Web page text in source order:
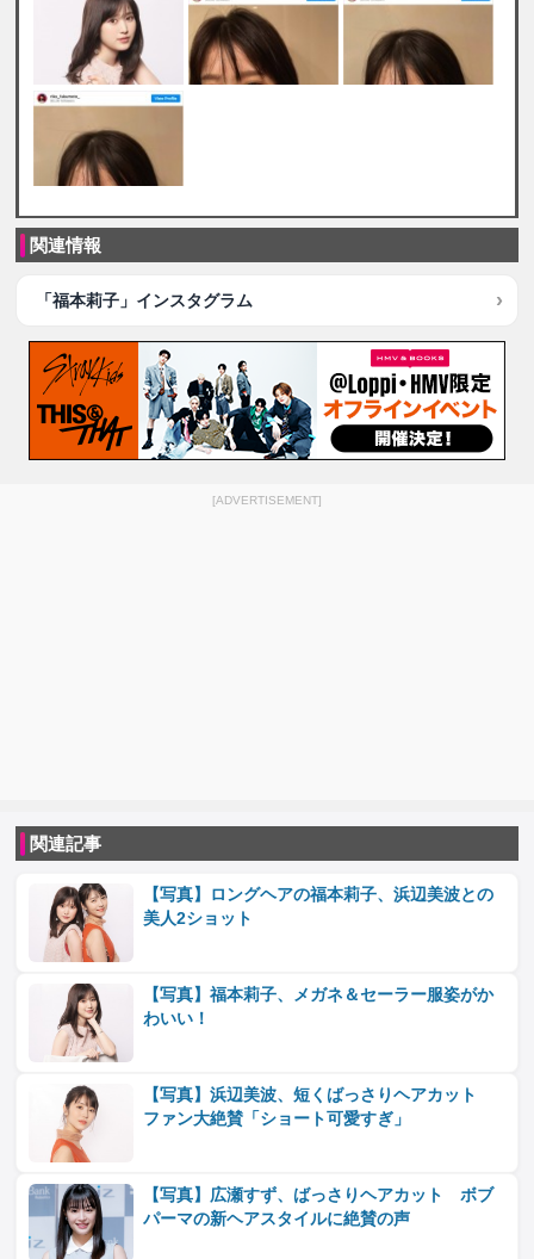
関連情報
「福本莉子」インスタグラム
[ADVERTISEMENT]
関連記事
【写真】ロングヘアの福本莉子、浜辺美波との
美人2ショット
【写真】福本莉子、メガネ＆セーラー服姿がか
わいい！
【写真】浜辺美波、短くばっさりヘアカット
ファン大絶賛「ショート可愛すぎ」
【写真】広瀬すず、ばっさりヘアカット ボブ
パーマの新ヘアスタイルに絶賛の声